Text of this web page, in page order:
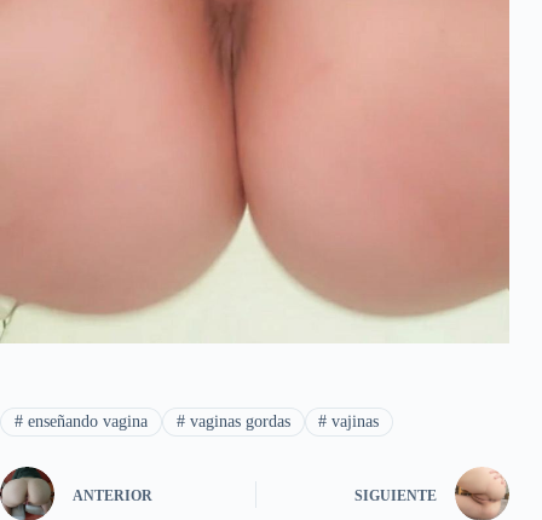
#enseñando vagina #vaginas gordas # vajinas
ANTERIOR SIGUIENTE